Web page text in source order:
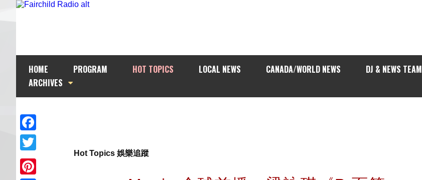
HOME PROGRAM HOT TOPICS LOCAL NEWS CANADA/WORLD NEWS DJ & NEWS TEAM
ARCHIVES
Facebook
Twitter
Hot Topics 娛樂追蹤